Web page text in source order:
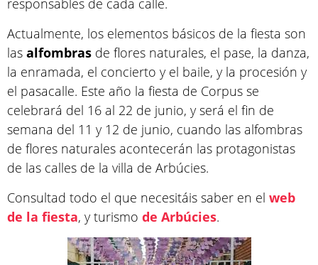
responsables de cada calle.
Actualmente, los elementos básicos de la fiesta son
las alfombras de flores naturales, el pase, la danza,
la enramada, el concierto y el baile, y la procesión y
el pasacalle. Este año la fiesta de Corpus se
celebrará del 16 al 22 de junio, y será el fin de
semana del 11 y 12 de junio, cuando las alfombras
de flores naturales acontecerán las protagonistas
de las calles de la villa de Arbúcies.
Consultad todo el que necesitáis saber en el web
de la fiesta, y turismo de Arbúcies.